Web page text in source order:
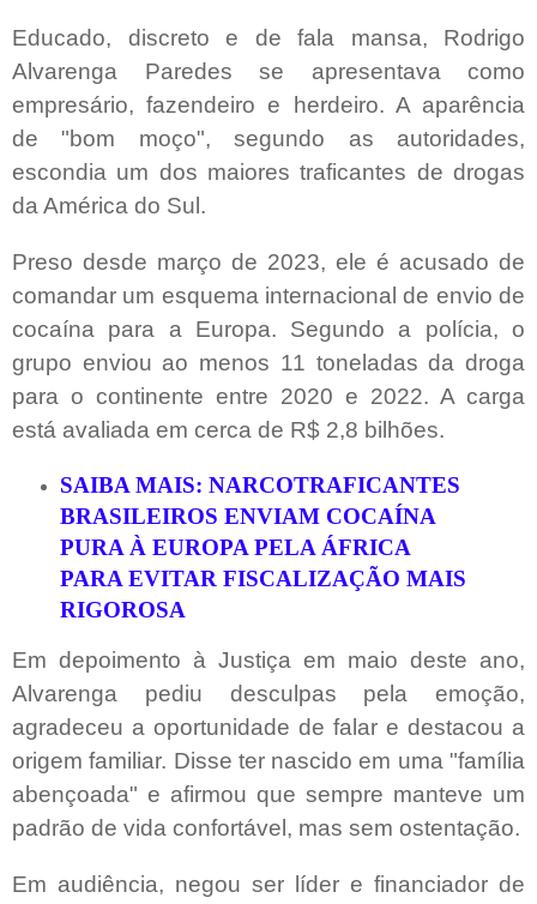
Educado, discreto e de fala mansa, Rodrigo
Alvarenga Paredes se apresentava como
empresário, fazendeiro e herdeiro. A aparência
de "bom moço", segundo as autoridades,
escondia um dos maiores traficantes de drogas
da América do Sul.
Preso desde março de 2023, ele é acusado de
comandar um esquema internacional de envio de
cocaína para a Europa. Segundo a polícia, o
grupo enviou ao menos 11 toneladas da droga
para o continente entre 2020 e 2022. A carga
está avaliada em cerca de R$ 2,8 bilhões.
SAIBA MAIS: NARCOTRAFICANTES
BRASILEIROS ENVIAM COCAÍNA
PURA À EUROPA PELA ÁFRICA
PARA EVITAR FISCALIZAÇÃO MAIS
RIGOROSA
Em depoimento à Justiça em maio deste ano,
Alvarenga pediu desculpas pela emoção,
agradeceu a oportunidade de falar e destacou a
origem familiar. Disse ter nascido em uma "família
abençoada" e afirmou que sempre manteve um
padrão de vida confortável, mas sem ostentação.
Em audiência, negou ser líder e financiador de